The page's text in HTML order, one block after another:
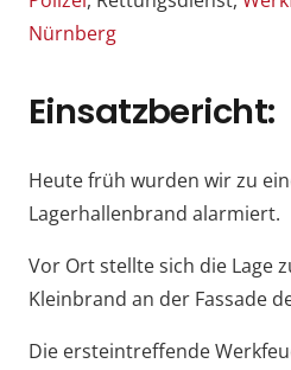
Nürnberg
Einsatzbericht:
Heute früh wurden wir zu
Lagerhallenbrand alarmiert.
Vor Ort stellte sich die Lage
Kleinbrand an der Fassade
Die ersteintreffende